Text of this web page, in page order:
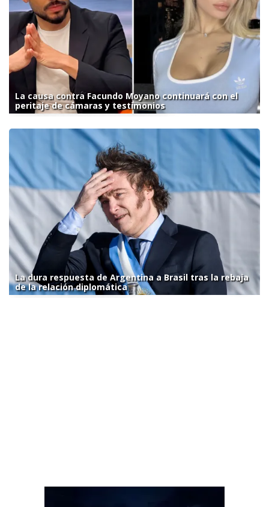
La causa contra Facundo Moyano continuará con el
peritaje de cámaras y testimonios
La dura respuesta de Argentina a Brasil tras la rebaja
de la relación diplomática